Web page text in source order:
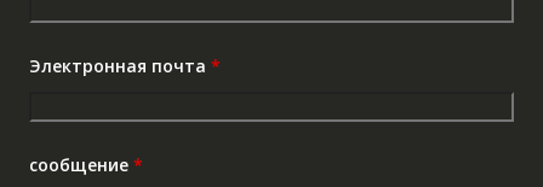
Электронная почта *
сообщение *